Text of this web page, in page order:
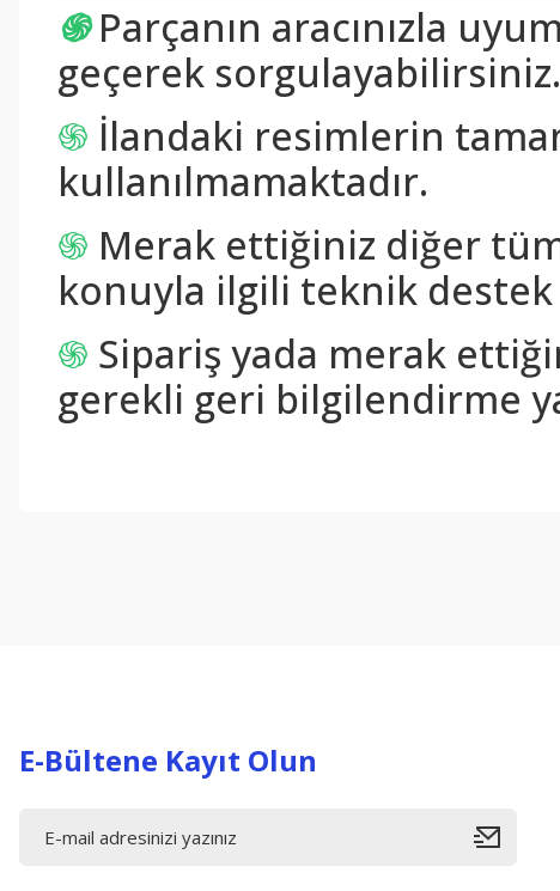
֍ Parçanın aracınızla
geçerek sorgulayabilirsiniz.
֍ İlandaki resimlerin
kullanılmamaktadır.
֍ Merak ettiğiniz diğer
konuyla ilgili teknik
֍ Sipariş yada merak
gerekli geri bilgilendirme
E-Bültene Kayıt Olun